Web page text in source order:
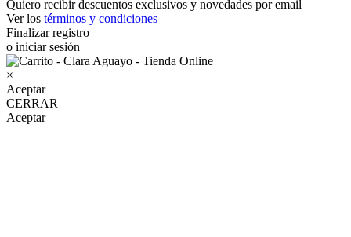
Quiero recibir descuentos exclusivos y novedades por email
Ver los términos y condiciones
Finalizar registro
o iniciar sesión
×
Aceptar
CERRAR
Aceptar